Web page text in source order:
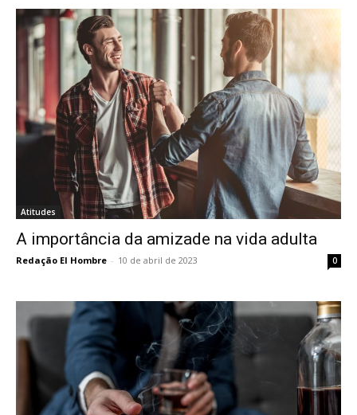
Atitudes
A importância da amizade na vida adulta
Redação El Hombre - 10 de abril de 2023 0